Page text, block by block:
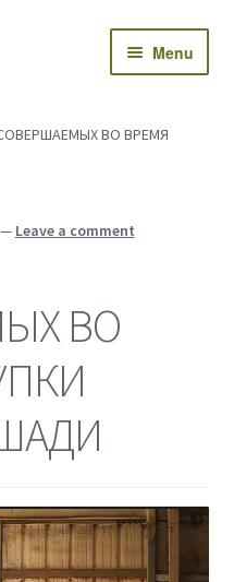
Menu
ВО ВРЕМЯ
— Leave a comment
ВО